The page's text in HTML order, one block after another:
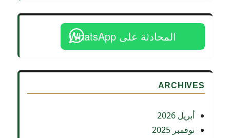
المحادثة على WhatsApp
ARCHIVES
أبريل 2026
نوفمبر 2025